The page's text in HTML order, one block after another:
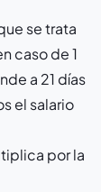
se trata
caso de 1
a 21 días
el salario
por la